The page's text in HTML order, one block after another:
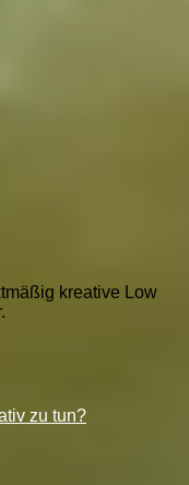
kreative Low
zu tun?